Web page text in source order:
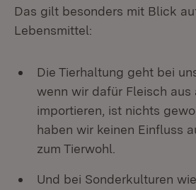
Das gilt besonders mit Blick
Lebensmittel:
Die Tierhaltung geht bei
wenn wir dafür Fleisch aus
importieren, ist nichts
haben wir keinen Einfluss
zum Tierwohl.
Und bei Sonderkulturen